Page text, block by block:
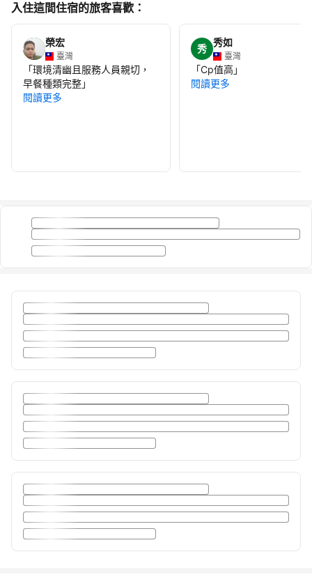
入住這間住宿的旅客喜歡：
榮宏
臺灣
「環境清幽且服務人員親切，
早餐種類完整」
閱讀更多
秀
秀如
臺灣
「Cp值高」
閱讀更多